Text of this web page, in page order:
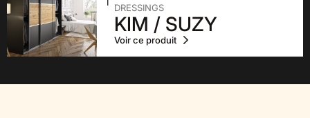
DRESSINGS
KIM / SUZY
Voir ce produit